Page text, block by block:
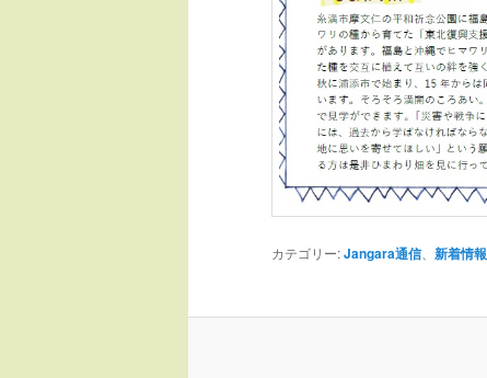
カテゴリー:Jangara通信、 新着情報